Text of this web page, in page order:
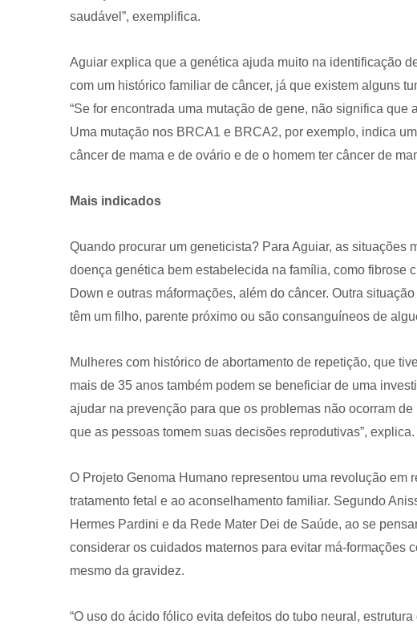
saudável”, exemplifica.
Aguiar explica que a genética ajuda muito na identificação
com um histórico familiar de câncer, já que existem alguns
“Se for encontrada uma mutação de gene, não significa que
Uma mutação nos BRCA1 e BRCA2, por exemplo, indica
câncer de mama e de ovário e de o homem ter câncer de
Mais indicados
Quando procurar um geneticista? Para Aguiar, as situações
doença genética bem estabelecida na família, como fibrose
Down e outras máformações, além do câncer. Outra
têm um filho, parente próximo ou são consanguíneos de
Mulheres com histórico de abortamento de repetição, que
mais de 35 anos também podem se beneficiar de uma
ajudar na prevenção para que os problemas não ocorram
que as pessoas tomem suas decisões reprodutivas”, explica.
O Projeto Genoma Humano representou uma revolução em
tratamento fetal e ao aconselhamento familiar. Segundo
Hermes Pardini e da Rede Mater Dei de Saúde, ao se
considerar os cuidados maternos para evitar má-formações
mesmo da gravidez.
“O uso do ácido fólico evita defeitos do tubo neural,